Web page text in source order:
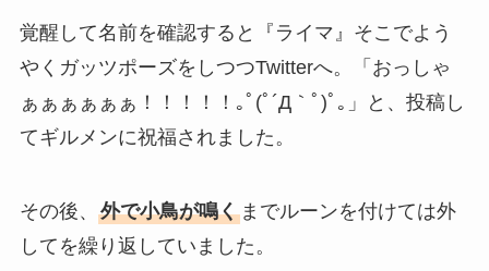
覚醒して名前を確認すると『ライマ』そこでよう
やくガッツポーズをしつつTwitterへ。「おっしゃ
ぁぁぁぁぁぁ！！！！！｡ﾟ(ﾟ´Д｀ﾟ)ﾟ｡」と、投稿し
てギルメンに祝福されました。
その後、 外で小鳥が鳴くまでルーンを付けては外
してを繰り返していました。